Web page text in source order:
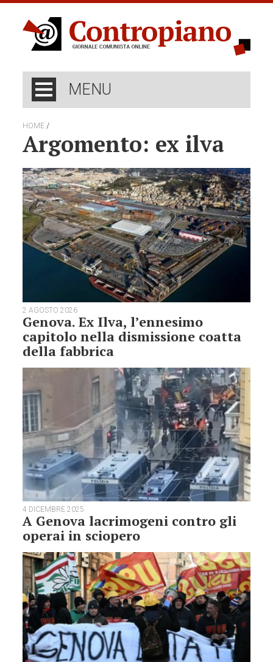
MENU
HOME /
Argomento: ex ilva
2 AGOSTO 2026
Genova. Ex Ilva, l’ennesimo
capitolo nella dismissione coatta
della fabbrica
4 DICEMBRE 2025
A Genova lacrimogeni contro gli
operai in sciopero